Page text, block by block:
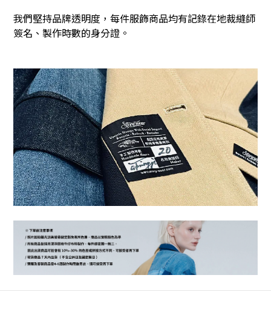
我們堅持品牌透明度，每件服飾商品均有記錄在地裁縫師
簽名、製作時數的身分證。